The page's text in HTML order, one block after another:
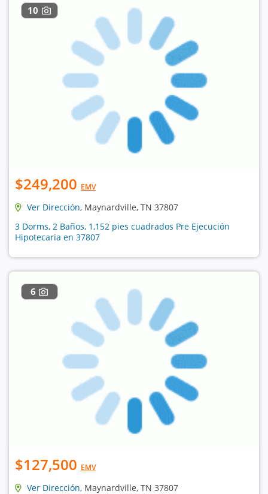
10
$249,200 EMV
Ver Dirección, Maynardville, TN 37807
3 Dorms, 2 Baños, 1,152 pies cuadrados Pre Ejecución
Hipotecaria en 37807
6
$127,500 EMV
Ver Dirección, Maynardville, TN 37807